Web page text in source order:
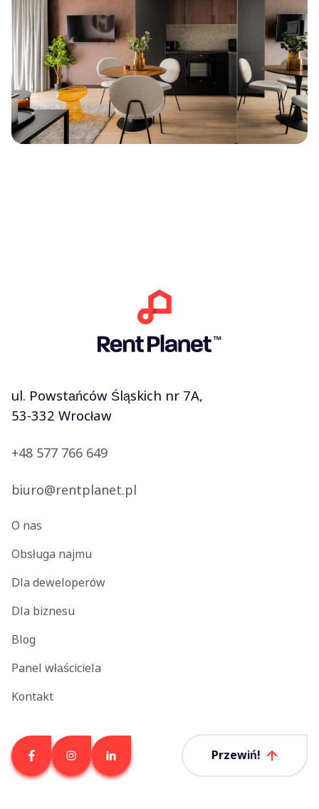
ul. Powstańców Śląskich nr 7A,
53-332 Wrocław
+48 577 766 649
biuro@rentplanet.pl
O nas
Obsługa najmu
Dla deweloperów
Dla biznesu
Blog
Panel właściciela
Kontakt
Przewiń!